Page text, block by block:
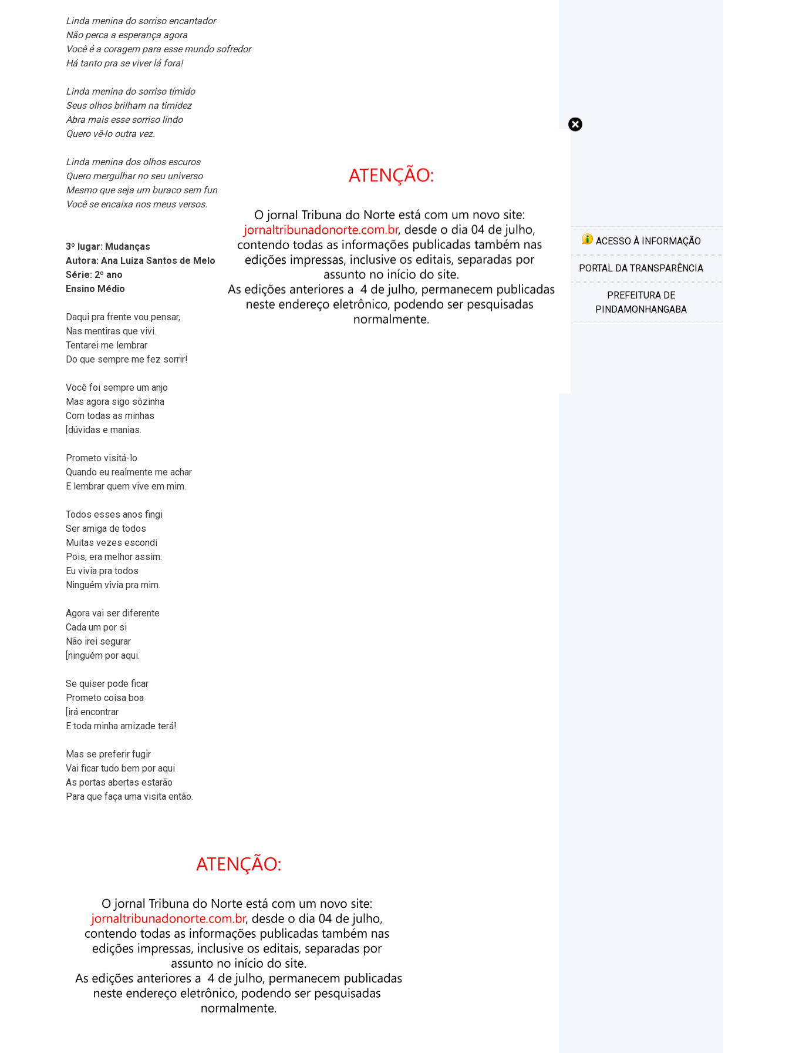
Linda menina do sorriso encantador
Não perca a esperança agora
Você é a coragem para esse mundo sofredor
Há tanto pra se viver lá fora!
Linda menina do sorriso tímido
Seus olhos brilham na timidez
Abra mais esse sorriso lindo
Quero vê-lo outra vez.
Linda menina dos olhos escuros
Quero mergulhar no seu universo
Mesmo que seja um buraco sem fundo
Você se encaixa nos meus versos.
3º lugar: Mudanças
Autora: Ana Luiza Santos de Melo
Série: 2º ano
Ensino Médio
Daqui pra frente vou pensar,
Nas mentiras que vivi.
Tentarei me lembrar
Do que sempre me fez sorrir!
Você foi sempre um anjo
Mas agora sigo sózinha
Com todas as minhas
[dúvidas e manias.
Prometo visitá-lo
Quando eu realmente me achar
E lembrar quem vive em mim.
Todos esses anos fingi
Ser amiga de todos
Muitas vezes escondi
Pois, era melhor assim:
Eu vivia pra todos
Ninguém vivia pra mim.
Agora vai ser diferente
Cada um por si
Não irei segurar
[ninguém por aqui.
Se quiser pode ficar
Prometo coisa boa
[irá encontrar
E toda minha amizade terá!
Mas se preferir fugir
Vai ficar tudo bem por aqui
As portas abertas estarão
Para que faça uma visita então.
ACESSO À INFORMAÇÃO
PORTAL DA TRANSPARÊNCIA
PREFEITURA DE
PINDAMONHANGABA